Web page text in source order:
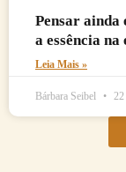
Pensar ainda
a essência
Leia Mais »
Bárbara Seibel